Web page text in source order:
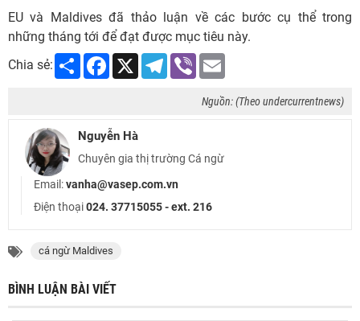
EU và Maldives đã thảo luận về các bước cụ thể trong
những tháng tới để đạt được mục tiêu này.
Chia sẻ:
Share Facebook
X Telegram
Viber
Nguồn: (Theo undercurrentnews)
Nguyễn Hà
Chuyên gia thị trường Cá ngừ
Email:vanha@vasep.com.vn
Điện thoại024. 37715055 - ext. 216
cá ngừ Maldives
BÌNH LUẬN BÀI VIẾT